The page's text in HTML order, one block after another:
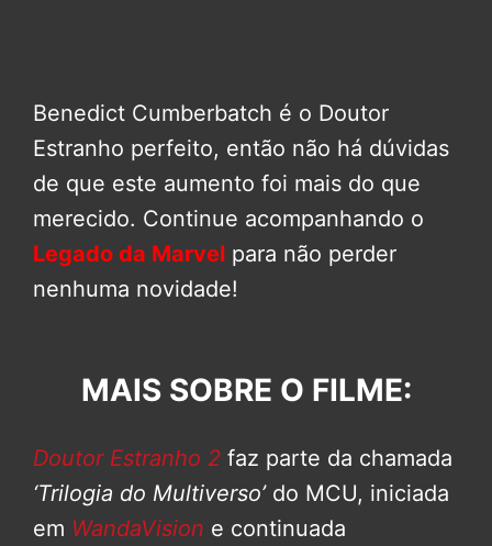
Benedict Cumberbatch é o Doutor
Estranho perfeito, então não há dúvidas
de que este aumento foi mais do que
merecido. Continue acompanhando o
Legado da Marvel para não perder
nenhuma novidade!
MAIS SOBRE O FILME:
Doutor Estranho 2 faz parte da chamada
‘Trilogia do Multiverso’do MCU, iniciada
em WandaVision e continuada